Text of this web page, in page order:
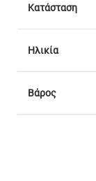
Κατάσταση
Ηλικία
Βάρος